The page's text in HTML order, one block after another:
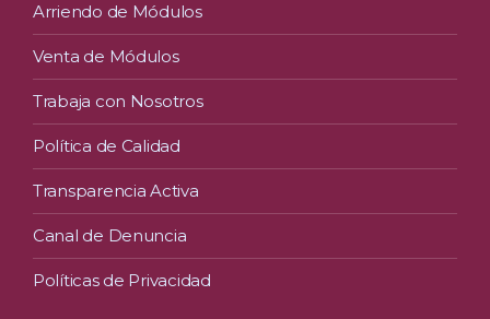
Arriendo de Módulos
Venta de Módulos
Trabaja con Nosotros
Política de Calidad
Transparencia Activa
Canal de Denuncia
Políticas de Privacidad